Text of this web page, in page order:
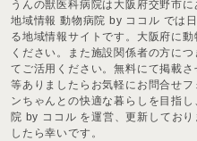
うんの獣医科病院は大阪府交野市
地域情報 動物病院 by ココル では
る地域情報サイトです。大阪府に
ください。また施設関係者の方に
てご活用ください。無料にて掲載
等ありましたらお気軽にお問合せ
ンちゃんとの快適な暮らしを目指
院 by ココル を運営、更新してお
したら幸いです。